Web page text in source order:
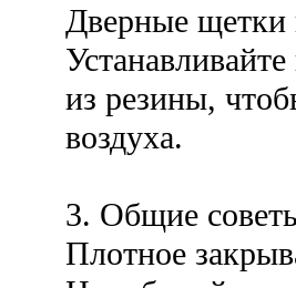
Дверные щетки
из резины,
воздуха.
3. Общие
Плотное